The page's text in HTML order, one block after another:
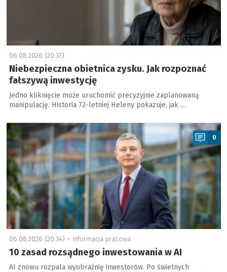
06.08.2026 (20:37)
Niebezpieczna obietnica zysku. Jak rozpoznać
fałszywą inwestycję
Jedno kliknięcie może uruchomić precyzyjnie zaplanowaną
manipulację. Historia 72-letniej Heleny pokazuje, jak …
a
0
06.08.2026 (20:34) – informacja prasowa
10 zasad rozsądnego inwestowania w AI
AI znowu rozpala wyobraźnię inwestorów. Po świetnych